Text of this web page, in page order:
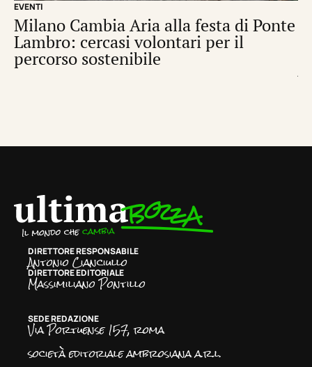
EVENTI
Milano Cambia Aria alla festa di Ponte
Lambro: cercasi volontari per il
percorso sostenibile
DIRETTORE RESPONSABILE
Antonio Cianciullo
DIRETTORE EDITORIALE
Massimiliano Pontillo
SEDE REDAZIONE
Via Portuense 157, roma
società editoriale ambrosiana a.r.l.